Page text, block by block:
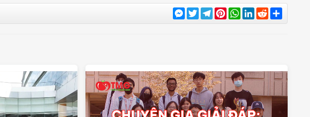
Messenger
TwitterTelegram
Pinterest
WhatsApp
LinkedIn
Reddit